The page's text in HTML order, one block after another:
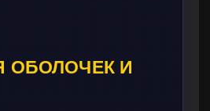
ОБОЛОЧЕК И